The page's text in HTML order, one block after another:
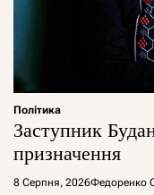
Політика
Заступник
призначення
8 Серпня, 2026Федоренко